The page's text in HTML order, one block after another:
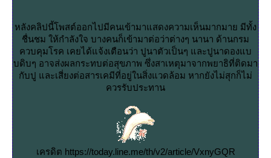
หลังคลิปนี้โพสต์ออกไปมีคนเข้ามาแสดงความเห็นมากมาย มีทั้ง
ชื่นชม ให้กำลังใจ บางคนก็เข้ามาต่อว่าต่างๆ นานา ด้านกรม
ควบคุมโรค เคยได้แจ้งเตือนว่า ปูนาตัวเป็นๆ และปูนาดองแบ
บดิบๆ อาจส่งผลกระทบต่อสุขภาพ ซึ่งสาเหตุมาจากพยาธิที่ติดมา
กับปู และเสี่ยงต่อสารเคมีที่อยู่ในสิ่งแวดล้อม หากยังไม่สุกก็ไม่
ควรรับประทาน
เครดิต https://today.line.me/th/v2/article/VxnyGQR